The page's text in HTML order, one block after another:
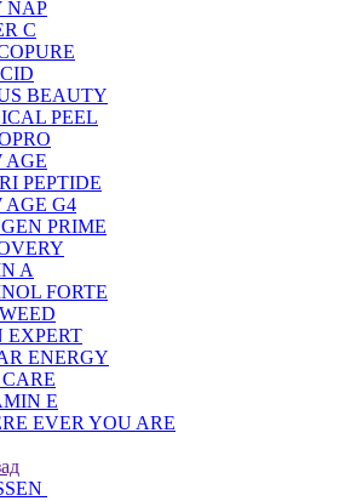
NAP
C
BEAUTY
PEEL
AGE
PEPTIDE
AGE G4
PRIME
A
FORTE
EXPERT
ENERGY
E
EVER YOU ARE